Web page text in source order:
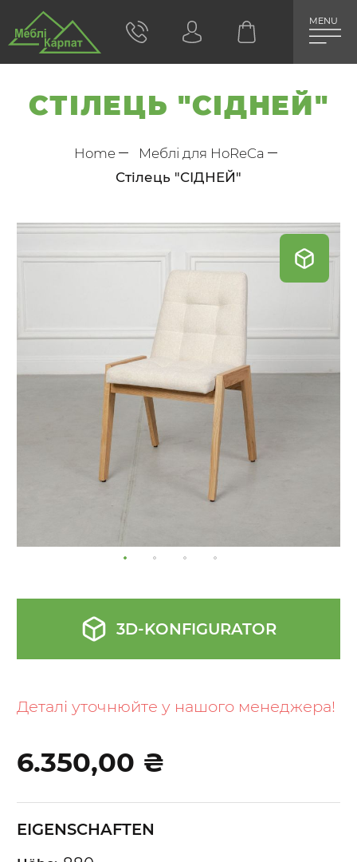
MENU
СТІЛЕЦЬ "СІДНЕЙ"
Home
Меблі для HoReCa
Стілець "СІДНЕЙ"
Деталі уточнюйте у нашого менеджера!
6.350,00 ₴
EIGENSCHAFTEN
Skip
images
3D-KONFIGURATOR
the
the
gallery